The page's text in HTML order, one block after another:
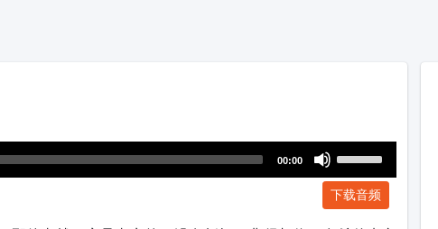
00:00
Arrow
下载音频